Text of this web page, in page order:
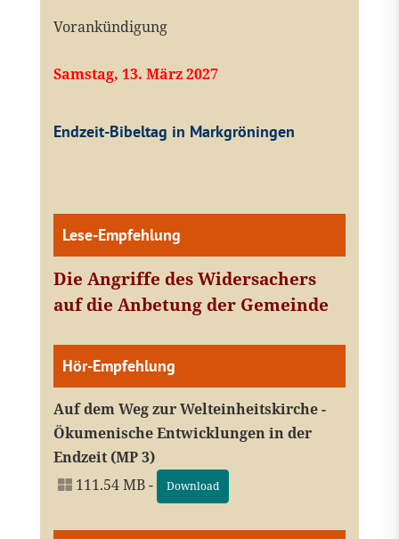
Vorankündigung
Samstag, 13. März 2027
Endzeit-Bibeltag in Markgröningen
Lese-Empfehlung
Die Angriffe des Widersachers
auf die Anbetung der Gemeinde
Hör-Empfehlung
Auf dem Weg zur Welteinheitskirche -
Ökumenische Entwicklungen in der
Endzeit (MP 3)
111.54 MB -
Download